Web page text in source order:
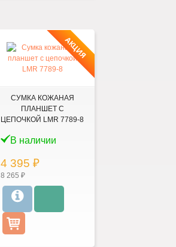
АКЦИЯ
СУМКА КОЖАНАЯ
ПЛАНШЕТ С
ЦЕПОЧКОЙ LMR 7789-8
В наличии
4 395 ₽
8 265 ₽